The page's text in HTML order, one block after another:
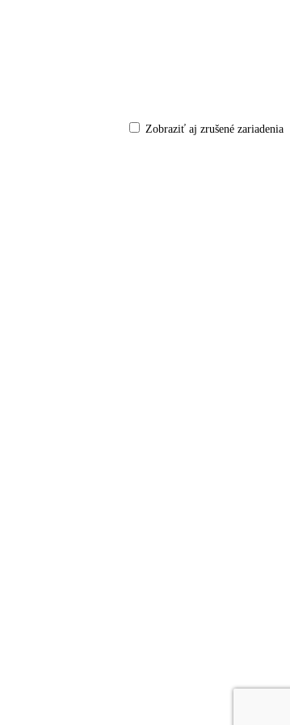
Zobraziť aj zrušené zariadenia